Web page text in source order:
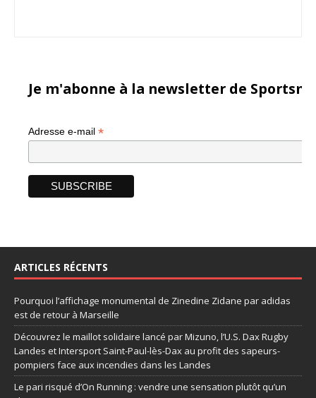
Je m'abonne à la newsletter de
Adresse e-mail *
ARTICLES RÉCENTS
Pourquoi l’affichage monumental de Zinedine Zidane par adidas
est de retour à Marseille
Découvrez le maillot solidaire lancé par Mizuno, l’U.S. Dax Rugby
Landes et Intersport Saint-Paul-lès-Dax au profit des sapeurs-
pompiers face aux incendies dans les Landes
Le pari risqué d’On Running : vendre une sensation plutôt qu’un